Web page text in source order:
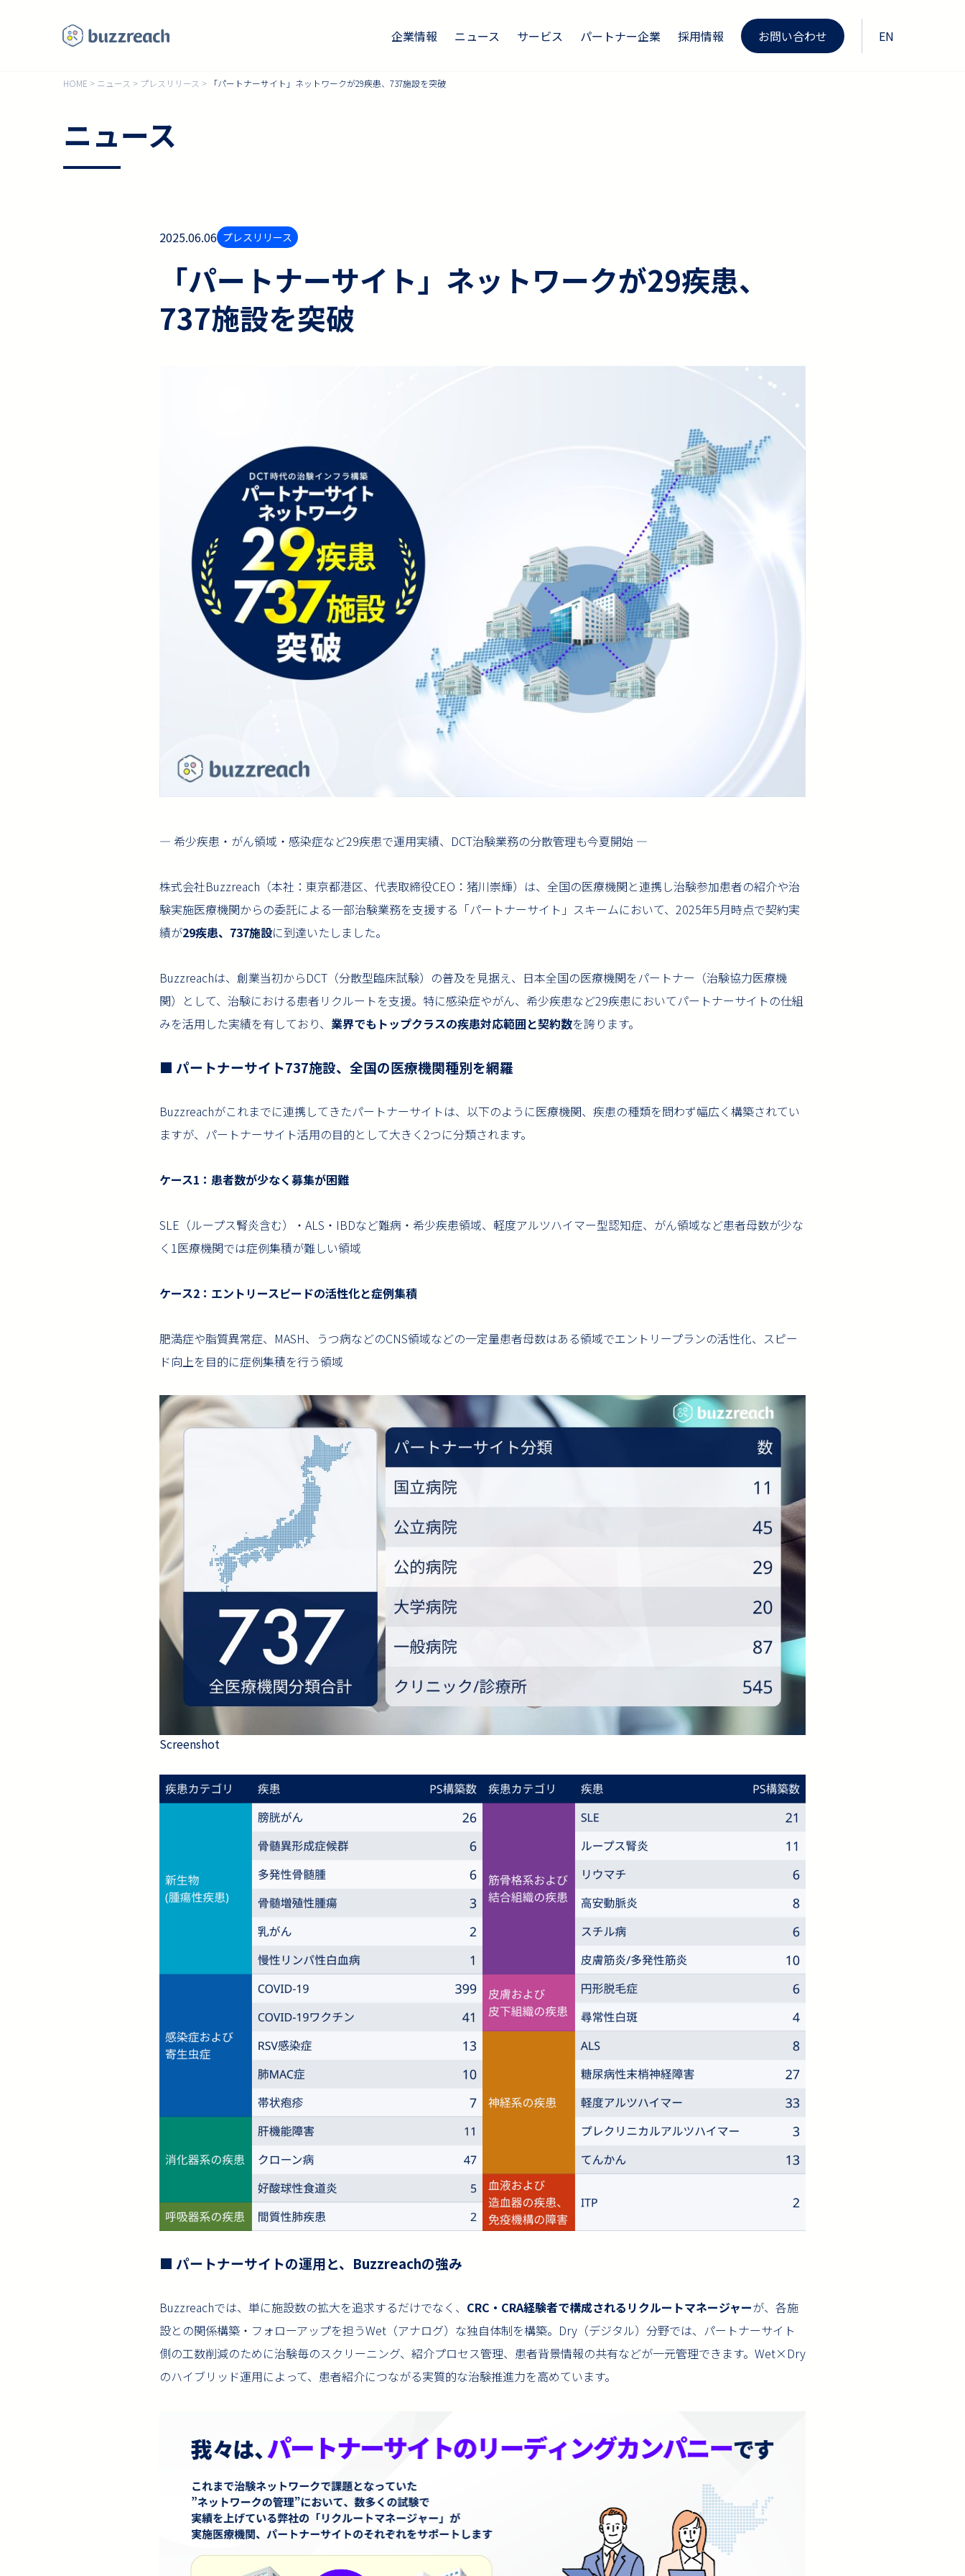
企業情報 ニュース サービス パートナー企業 採用情報 お問い合わせ EN
HOME > ニュース > プレスリリース > 「パートナーサイト」ネットワークが29疾患、737施設を突破
ニュース
2025.06.06 プレスリリース
「パートナーサイト」ネットワークが29疾患、
737施設を突破
― 希少疾患・がん領域・感染症など29疾患で運用実績、DCT治験業務の分散管理も今夏開始 ―
株式会社Buzzreach（本社：東京都港区、代表取締役CEO：猪川崇輝）は、全国の医療機関と連携し治験参加患者の紹介や治
験実施医療機関からの委託による一部治験業務を支援する「パートナーサイト」スキームにおいて、2025年5月時点で契約実
績が29疾患、737施設に到達いたしました。
Buzzreachは、創業当初からDCT（分散型臨床試験）の普及を見据え、日本全国の医療機関をパートナー（治験協力医療機
関）として、治験における患者リクルートを支援。特に感染症やがん、希少疾患など29疾患においてパートナーサイトの仕組
みを活用した実績を有しており、 業界でもトップクラスの疾患対応範囲と契約数を誇ります。
■ パートナーサイト737施設、全国の医療機関種別を網羅
Buzzreachがこれまでに連携してきたパートナーサイトは、以下のように医療機関、疾患の種類を問わず幅広く構築されてい
ますが、パートナーサイト活用の目的として大きく2つに分類されます。
ケース1：患者数が少なく募集が困難
SLE（ループス腎炎含む）・ALS・IBDなど難病・希少疾患領域、軽度アルツハイマー型認知症、がん領域など患者母数が少な
く1医療機関では症例集積が難しい領域
ケース2：エントリースピードの活性化と症例集積
肥満症や脂質異常症、MASH、うつ病などのCNS領域などの一定量患者母数はある領域でエントリープランの活性化、スピー
ド向上を目的に症例集積を行う領域
Screenshot
■ パートナーサイトの運用と、Buzzreachの強み
Buzzreachでは、単に施設数の拡大を追求するだけでなく、 CRC・CRA経験者で構成されるリクルートマネージャーが、各施
設との関係構築・フォローアップを担うWet（アナログ）な独自体制を構築。Dry（デジタル）分野では、パートナーサイト
側の工数削減のために治験毎のスクリーニング、紹介プロセス管理、患者背景情報の共有などが一元管理できます。Wet×Dry
のハイブリッド運用によって、患者紹介につながる実質的な治験推進力を高めています。